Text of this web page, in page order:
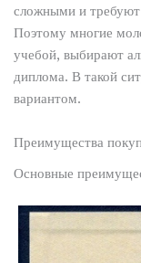
сложными и требуют
Поэтому многие
учебой, выбирают
диплома. В такой
вариантом.
Преимущества
Основные